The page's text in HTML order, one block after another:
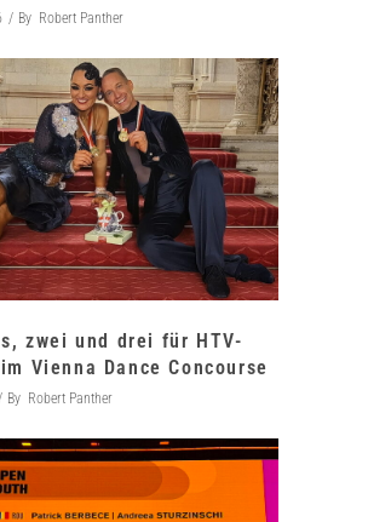
By Robert Panther
zwei und drei für HTV-
Vienna Dance Concourse
By Robert Panther